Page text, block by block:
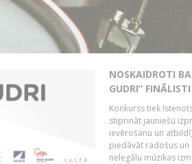
NOSKAIDROTI
GUDRI” FINĀLISTI
Konkurss tiek
stiprināt jauniešu
ievērošanu un
piedāvāt radošus
nelegālu mūzikas